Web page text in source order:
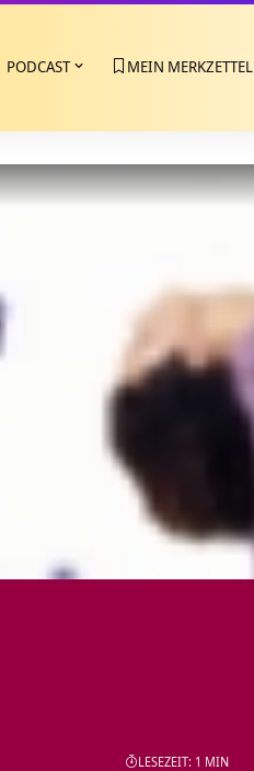
PODCAST MEIN MERKZETTEL
LESEZEIT: 1 MIN